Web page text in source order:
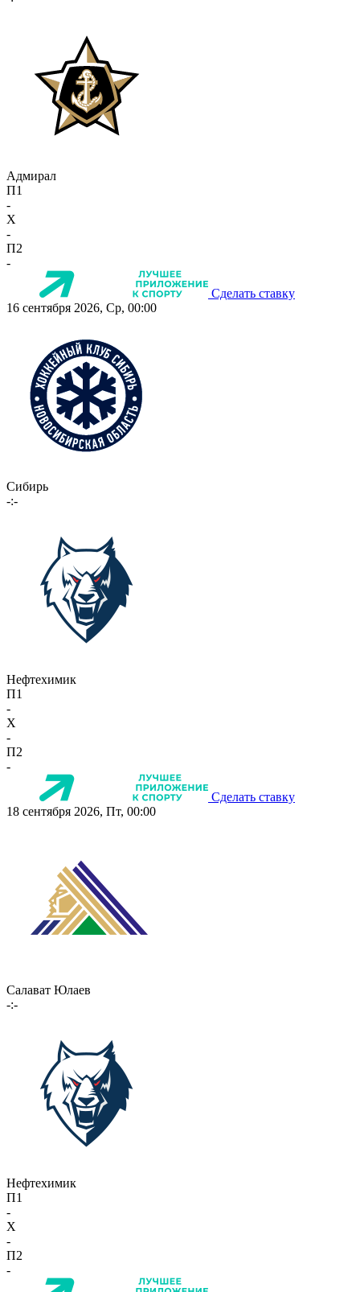
Адмирал
П1
-
X
-
П2
-
Сделать ставку
16 сентября 2026, Ср, 00:00
Сибирь
-:-
Нефтехимик
П1
-
X
-
П2
-
Сделать ставку
18 сентября 2026, Пт, 00:00
Салават Юлаев
-:-
Нефтехимик
П1
-
X
-
П2
-